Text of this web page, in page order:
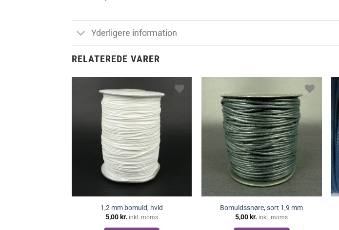
Yderligere information
RELATEREDE VARER
1,2 mm bomuld, hvid
5,00 kr. inkl. moms
Bomuldssnøre, sort 1,9 mm
5,00 kr. inkl. moms